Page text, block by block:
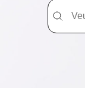
Trouver